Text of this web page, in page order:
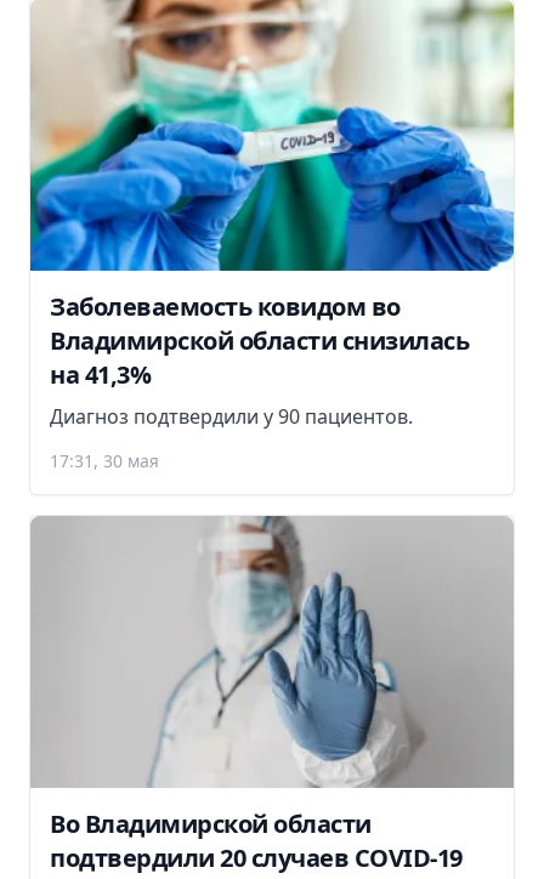
Заболеваемость ковидом во
Владимирской области снизилась
на 41,3%
Диагноз подтвердили у 90 пациентов.
17:31, 30 мая
Во Владимирской области
подтвердили 20 случаев COVID-19